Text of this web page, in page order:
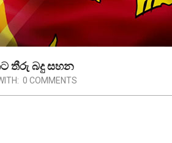
තීරු බදු සහන
0 COMMENTS